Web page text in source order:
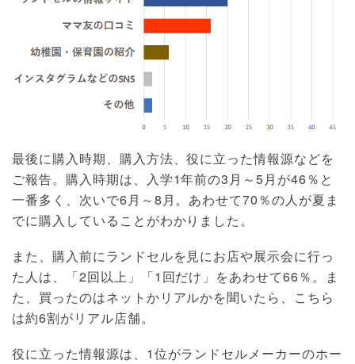
最後に購入時期、購入方法、役に立った情報源などを
ご報告。購入時期は、入学1年前の3月～5月が46％と
一番多く、次いで6月～8月。あわせて70％の人が夏ま
でに購入していることがわかりました。
また、購入前にランドセルを見にお店や展示会に行っ
た人は、「2回以上」「1回だけ」をあわせて66％。ま
た、買ったのはネットかリアルかを聞いたら、こちら
は約6割がリアル店舗。
役に立った情報源は、1位がランドセルメーカーのホー